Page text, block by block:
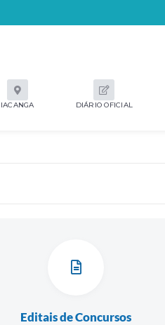
IACANGA DIÁRIO OFICIAL
Editais de Concursos